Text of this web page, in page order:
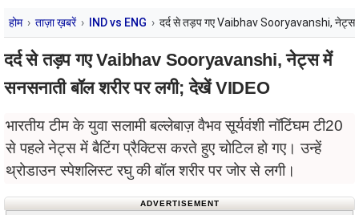
होम ताज़ा ख़बरें IND vs ENG दर्द से तड़प गए Vaibhav Sooryavanshi, नेट्स
दर्द से तड़प गए Vaibhav Sooryavanshi, नेट्स में
सनसनाती बॉल शरीर पर लगी; देखें VIDEO
भारतीय टीम के युवा सलामी बल्लेबाज़ वैभव सूर्यवंशी नॉटिंघम टी20
से पहले नेट्स में बैटिंग प्रैक्टिस करते हुए चोटिल हो गए। उन्हें
थ्रोडाउन स्पेशलिस्ट रघु की बॉल शरीर पर जोर से लगी।
ADVERTISEMENT